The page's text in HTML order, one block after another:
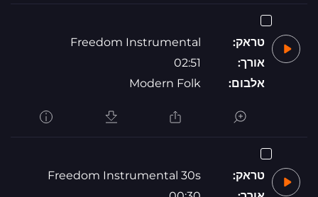
טראק:
Freedom Instrumental
אורך:
02:51
אלבום:
Modern Folk
טראק:
Freedom Instrumental 30s